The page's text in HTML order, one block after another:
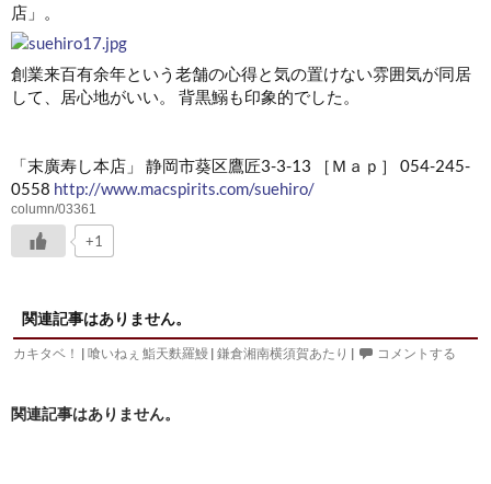
店」。
創業来百有余年という老舗の心得と気の置けない雰囲気が同居
して、居心地がいい。 背黒鰯も印象的でした。
「末廣寿し本店」 静岡市葵区鷹匠3-3-13 ［Ｍａｐ］ 054-245-
0558 http://www.macspirits.com/suehiro/
column/03361
+1
関連記事はありません。
カキタベ！ | 喰いねぇ 鮨天麩羅鰻 | 鎌倉湘南横須賀あたり | コメントする
関連記事はありません。